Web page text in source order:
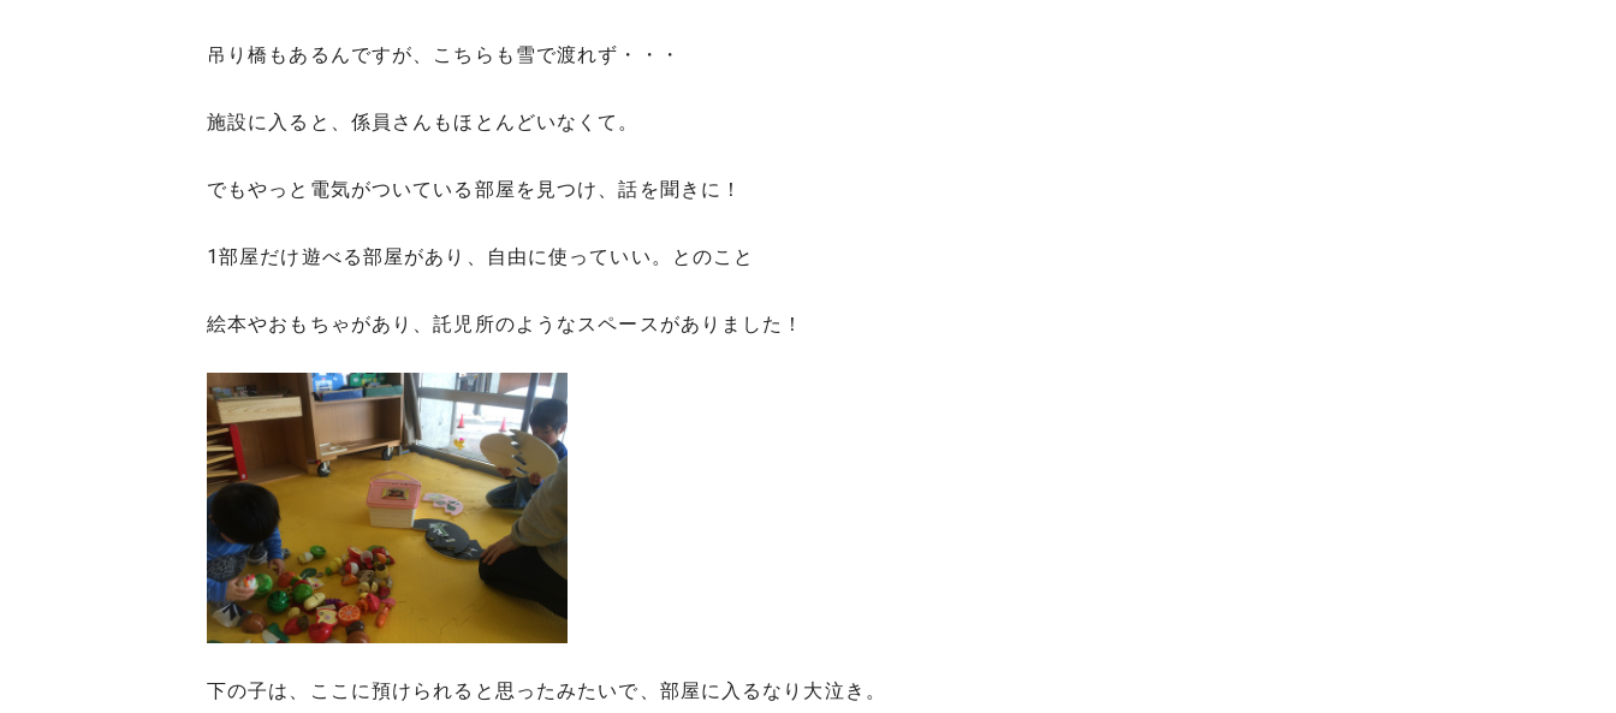
吊り橋もあるんですが、こちらも雪で渡れず・・・
施設に入ると、係員さんもほとんどいなくて。
でもやっと電気がついている部屋を見つけ、話を聞きに！
1部屋だけ遊べる部屋があり、自由に使っていい。とのこと
絵本やおもちゃがあり、託児所のようなスペースがありました！
下の子は、ここに預けられると思ったみたいで、部屋に入るなり大泣き。